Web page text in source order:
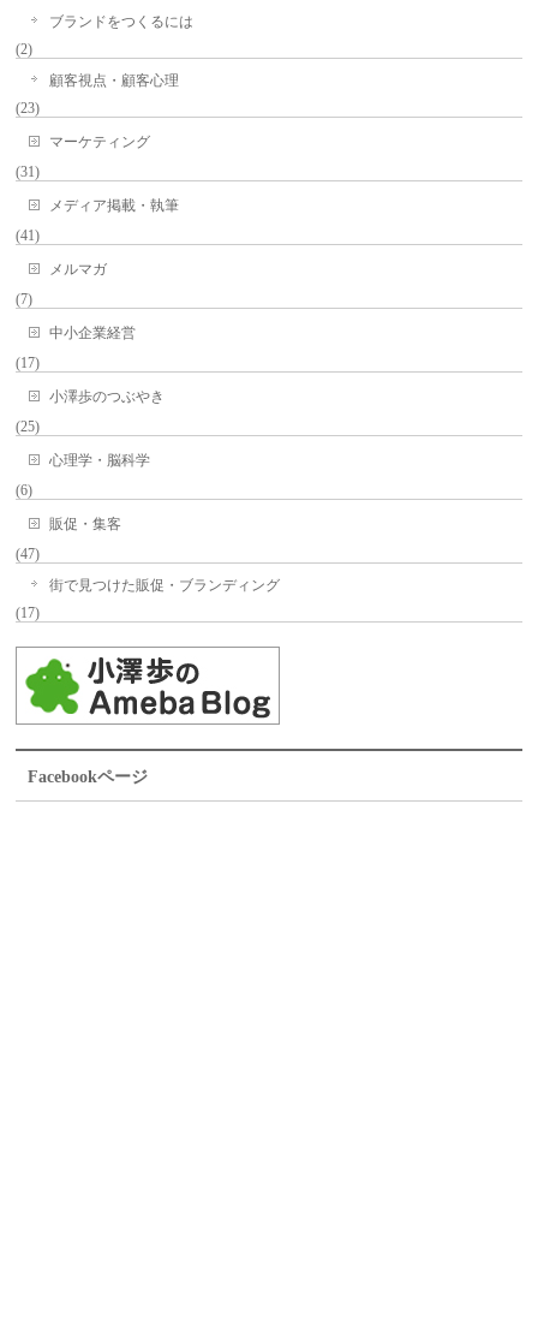
ブランドをつくるには
(2)
顧客視点・顧客心理
(23)
マーケティング
(31)
メディア掲載・執筆
(41)
メルマガ
(7)
中小企業経営
(17)
小澤歩のつぶやき
(25)
心理学・脳科学
(6)
販促・集客
(47)
街で見つけた販促・ブランディング
(17)
Facebookページ